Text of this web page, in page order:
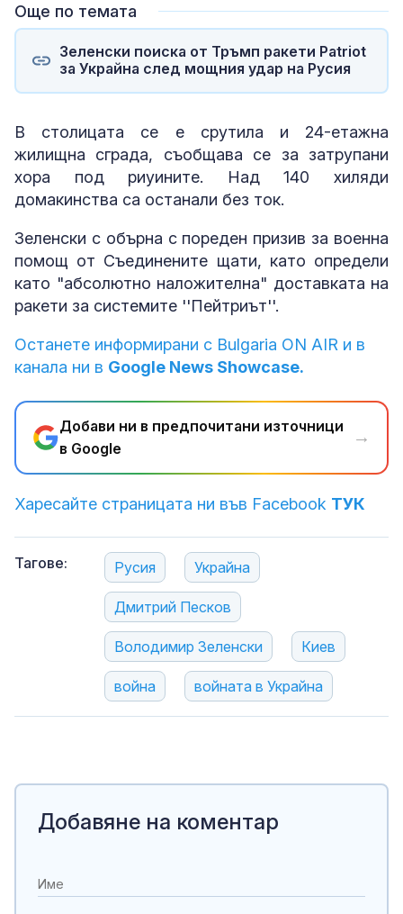
Още по темата
Зеленски поиска от Тръмп ракети Patriot
за Украйна след мощния удар на Русия
В столицата се е срутила и 24-етажна
жилищна сграда, съобщава се за затрупани
хора под риуините. Над 140 хиляди
домакинства са останали без ток.
Зеленски с обърна с пореден призив за военна
помощ от Съединените щати, като определи
като "абсолютно наложителна" доставката на
ракети за системите ''Пейтриът''.
Останете информирани с Bulgaria ON AIR и в
канала ни в Google News Showcase.
Добави ни в предпочитани източници
в Google
→
Харесайте страницата ни във Facebook ТУК
Тагове: Русия Украйна
Дмитрий Песков
Володимир Зеленски Киев
война войната в Украйна
Добавяне на коментар